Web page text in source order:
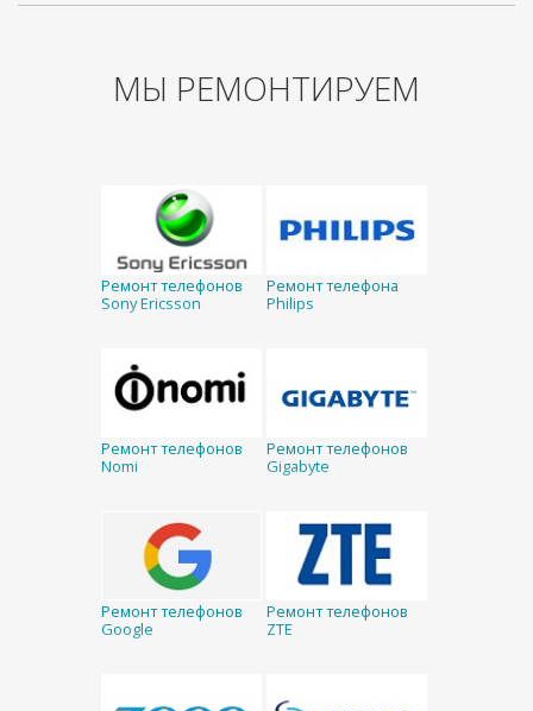
МЫ РЕМОНТИРУЕМ
Ремонт телефонов
Sony Ericsson
Ремонт телефона
Philips
Ремонт телефонов
Nomi
Ремонт телефонов
Gigabyte
Ремонт телефонов
Google
Ремонт телефонов
ZTE